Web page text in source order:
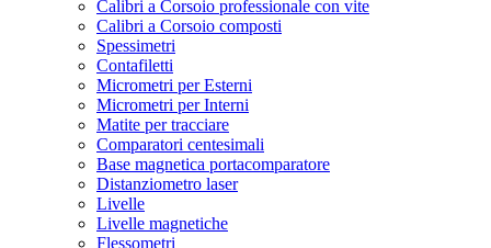
Calibri a Corsoio professionale con vite
Calibri a Corsoio composti
Spessimetri
Contafiletti
Micrometri per Esterni
Micrometri per Interni
Matite per tracciare
Comparatori centesimali
Base magnetica portacomparatore
Distanziometro laser
Livelle
Livelle magnetiche
Flessometri